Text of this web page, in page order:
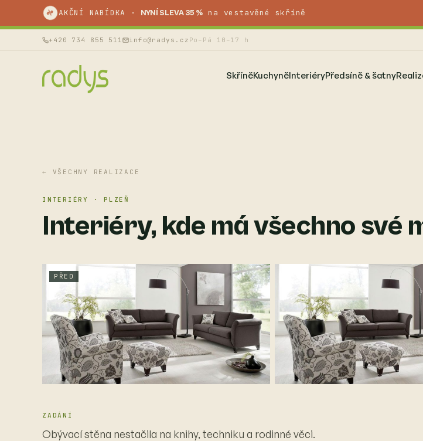
% AKČNÍ NABÍDKA · NYNÍ SLEVA 35 % na vestavěné skříně
+420 734 855 511 info@radys.cz Po–Pá 10–17 h
SkříněKuchyněInteriéryPředsíně & šatny
← VŠECHNY REALIZACE
INTERIÉRY · PLZEŇ
Interiéry, kde má všechno své
PŘED
ZADÁNÍ
Obývací stěna nestačila na knihy, techniku a rodinné věci.